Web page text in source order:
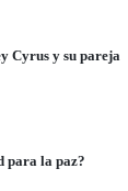
Cyrus y su pareja
para la paz?